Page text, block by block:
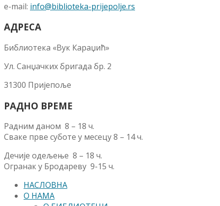
e-mail: info@biblioteka-prijepolje.rs
АДРЕСА
Библиотека «Вук Караџић»
Ул. Санџачких бригада бр. 2
31300 Пријепоље
РАДНО ВРЕМЕ
Радним даном 8 – 18 ч.
Сваке прве суботе у месецу 8 – 14 ч.
Дечије одељење 8 – 18 ч.
Огранак у Бродареву 9-15 ч.
НАСЛОВНА
О НАМА